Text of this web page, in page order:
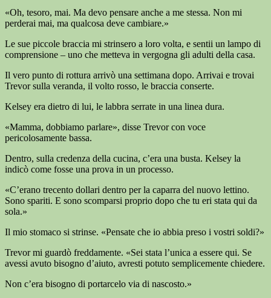
«Oh, tesoro, mai. Ma devo pensare anche a me stessa. Non mi
perderai mai, ma qualcosa deve cambiare.»
Le sue piccole braccia mi strinsero a loro volta, e sentii un lampo di
comprensione – uno che metteva in vergogna gli adulti della casa.
Il vero punto di rottura arrivò una settimana dopo. Arrivai e trovai
Trevor sulla veranda, il volto rosso, le braccia conserte.
Kelsey era dietro di lui, le labbra serrate in una linea dura.
«Mamma, dobbiamo parlare», disse Trevor con voce
pericolosamente bassa.
Dentro, sulla credenza della cucina, c’era una busta. Kelsey la
indicò come fosse una prova in un processo.
«C’erano trecento dollari dentro per la caparra del nuovo lettino.
Sono spariti. E sono scomparsi proprio dopo che tu eri stata qui da
sola.»
Il mio stomaco si strinse. «Pensate che io abbia preso i vostri soldi?»
Trevor mi guardò freddamente. «Sei stata l’unica a essere qui. Se
avessi avuto bisogno d’aiuto, avresti potuto semplicemente chiedere.
Non c’era bisogno di portarcelo via di nascosto.»